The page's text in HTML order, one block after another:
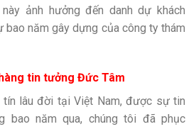
ảnh hưởng đến danh dự khách
bao năm gây dựng của công ty thám
tin tưởng Đức Tâm
tín lâu đời tại Việt Nam, được sự tin
bao năm qua, chúng tôi đã phục